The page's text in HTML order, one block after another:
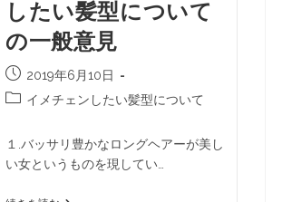
したい髪型について
の一般意見
2019年6月10日
イメチェンしたい髪型について
１.バッサリ豊かなロングヘアーが美し
い女というものを現してい…